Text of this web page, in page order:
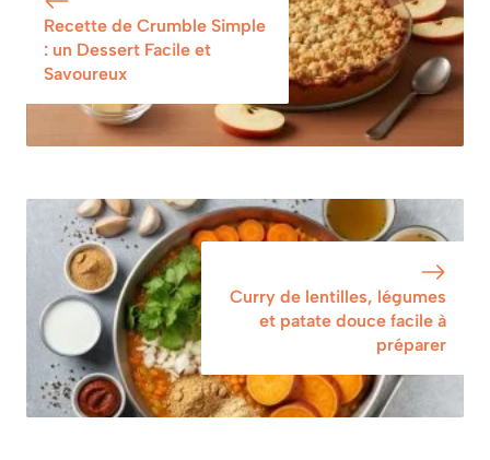
Recette de Crumble Simple
: un Dessert Facile et
Savoureux
Curry de lentilles, légumes
et patate douce facile à
préparer